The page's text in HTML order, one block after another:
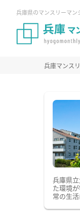
兵庫県のマンスリーマン
兵庫マンス
兵庫県
た環境
常の生